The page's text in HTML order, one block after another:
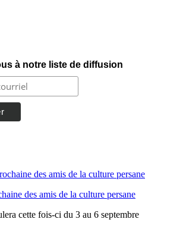
à notre liste de diffusion
des amis de la culture persane
cette fois-ci du 3 au 6 septembre